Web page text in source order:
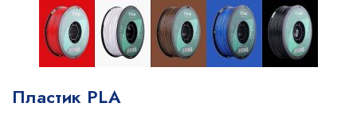
Пластик PLA